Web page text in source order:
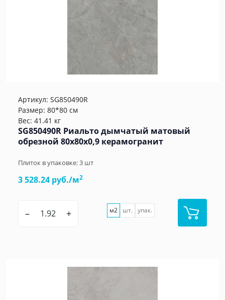
Артикул: SG850490R
Размер: 80*80 см
Вес: 41.41 кг
SG850490R Риальто дымчатый матовый
обрезной 80x80x0,9 керамогранит
Плиток в упаковке:3 шт
3 528.24 руб./м2
– + м2 шт. упак.